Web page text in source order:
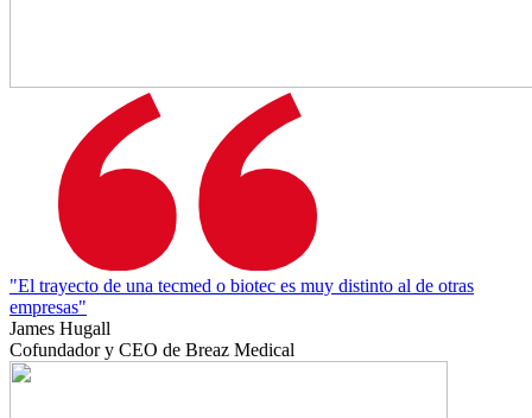
"El trayecto de una tecmed o biotec es muy distinto al de otras
empresas"
James Hugall
Cofundador y CEO de Breaz Medical